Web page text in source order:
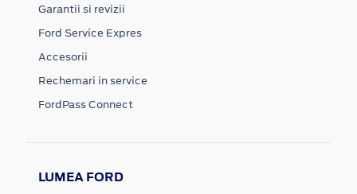
Garantii si revizii
Ford Service Expres
Accesorii
Rechemari in service
FordPass Connect
LUMEA FORD